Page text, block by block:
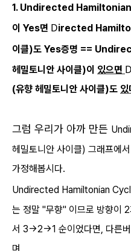
1. Undirected Hamiltonian
이 Yes면 Directed
이클)도 Yes증명 ==
헤밀토니안 사이클)이 있으면 D
(유향 헤밀토니안 사이클)도 있
그럼 우리가 아까 만든
헤밀토니안 사이클) 그래프에
가정해봅시다.
Undirected Hamiltonian
는 정말 "무향" 이므로 방향이
서 3->2->1 순이었다면, 다른
며,